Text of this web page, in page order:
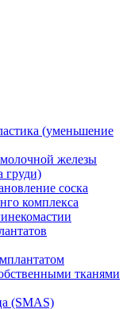
(уменьшение
железы
груди)
соска
комплекса
тканями
(SMAS)